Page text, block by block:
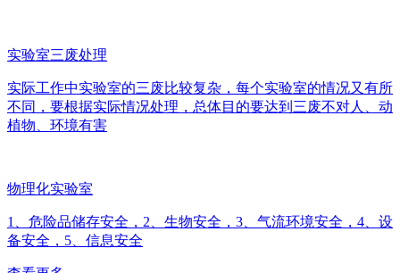
实验室三废处理
实际工作中实验室的三废比较复杂，每个实验室的情况又有所
不同，要根据实际情况处理，总体目的要达到三废不对人、动
植物、环境有害
物理化实验室
1、危险品储存安全，2、生物安全，3、气流环境安全，4、设
备安全，5、信息安全